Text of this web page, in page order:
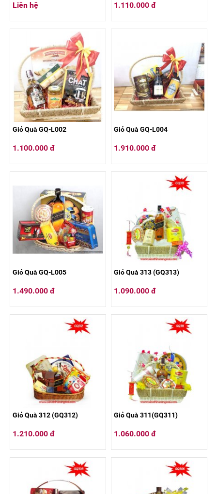
Liên hệ 1.110.000 đ
Giỏ Quà GQ-L002
1.100.000 đ
Giỏ Quà GQ-L004
1.910.000 đ
Giỏ Quà GQ-L005
1.490.000 đ
Giỏ Quà 313 (GQ313)
1.090.000 đ
Giỏ Quà 312 (GQ312)
1.210.000 đ
Giỏ Quà 311(GQ311)
1.060.000 đ